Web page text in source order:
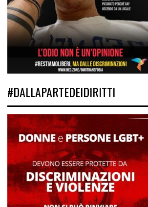
#DALLAPARTEDEIDIRITTI